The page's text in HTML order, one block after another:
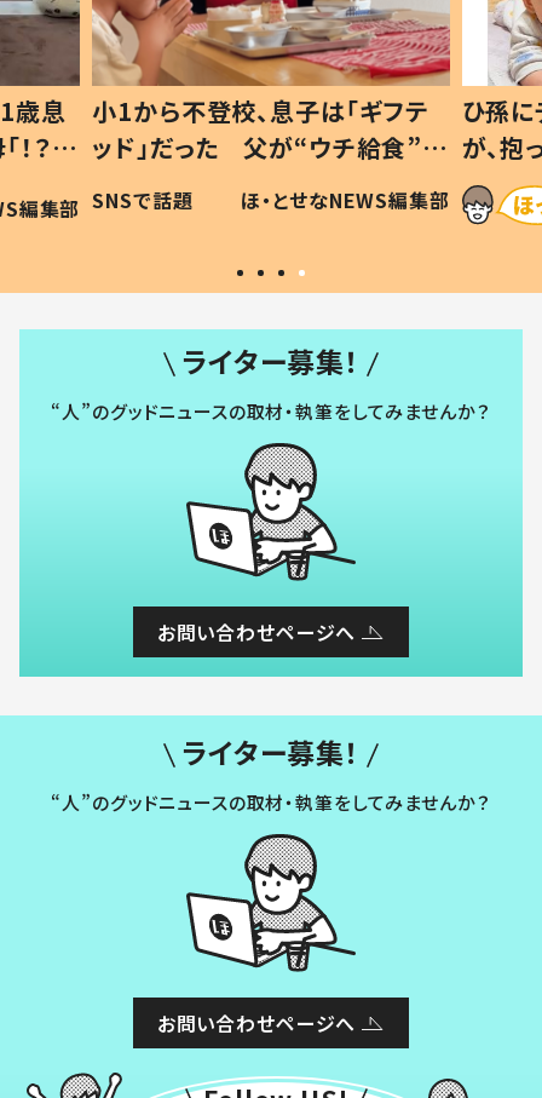
歳息
？」
編集部
小1から不登校、息子は「ギフテ
ッド」だった 父が“ウチ給食”を
作り続ける理由とは #令和の親
#令和の子
SNSで話題 ほ・とせなNEWS編集部
ひ孫
が、
「涙が
い」
ライター募集！
“人”のグッドニュースの取材・執筆をしてみませんか？
お問い合わせページへ
ライター募集！
“人”のグッドニュースの取材・執筆をしてみませんか？
お問い合わせページへ